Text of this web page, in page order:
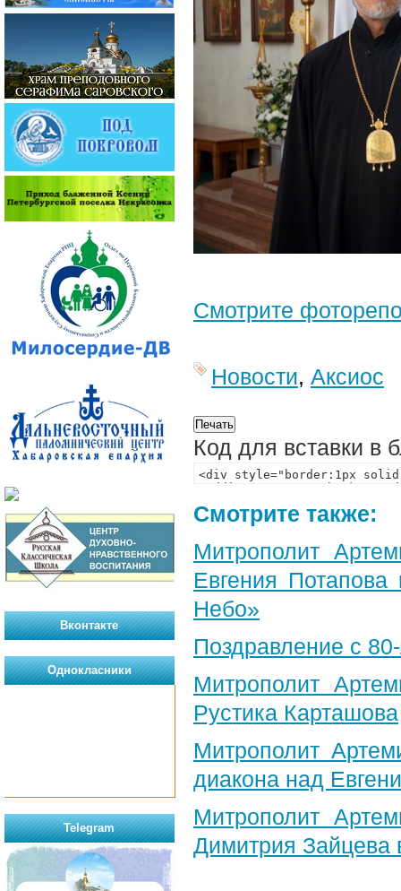
Смотрите
Новости, Аксиос
Код для вставки в
Смотрите также:
Митрополит
Евгения
Небо»
Поздравление с
Митрополит
Рустика Карташова
Митрополит
диакона над
Митрополит
Димитрия Зайцева
Вконтакте
Однокласники
Telegram